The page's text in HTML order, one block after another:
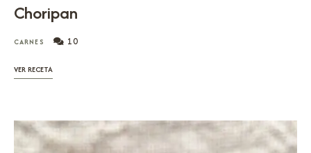
Choripan
CARNES 10
VER RECETA